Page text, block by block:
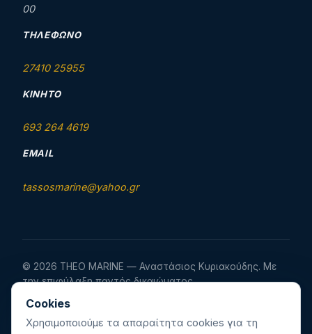
00
ΤΗΛΈΦΩΝΟ
27410 25955
ΚΙΝΗΤΌ
693 264 4619
EMAIL
tassosmarine@yahoo.gr
© 2026 THEO MARINE — Αναστάσιος Κυριακούδης. Με
την επιφύλαξη παντός δικαιώματος.
Σχεδιασμός & κατασκευή ιστοσελίδας:
Ελληνικά·English· Français
Cookies
Χρησιμοποιούμε τα απαραίτητα cookies για τη